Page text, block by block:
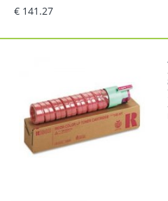
€ 141.27